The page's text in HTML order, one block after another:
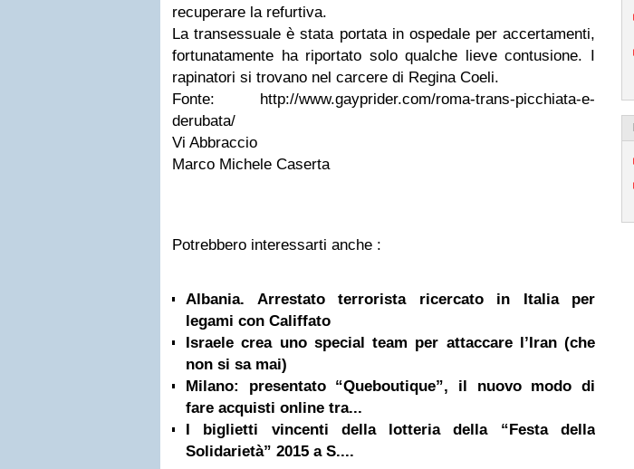
recuperare la refurtiva.
La transessuale è stata portata in ospedale per accertamenti,
fortunatamente ha riportato solo qualche lieve contusione. I
rapinatori si trovano nel carcere di Regina Coeli.
Fonte: http://www.gayprider.com/roma-trans-picchiata-e-
derubata/
Vi Abbraccio
Marco Michele Caserta
Potrebbero interessarti anche :
Albania. Arrestato terrorista ricercato in Italia per
legami con Califfato
Israele crea uno special team per attaccare l’Iran (che
non si sa mai)
Milano: presentato “Queboutique”, il nuovo modo di
fare acquisti online tra...
I biglietti vincenti della lotteria della “Festa della
Solidarietà” 2015 a S....